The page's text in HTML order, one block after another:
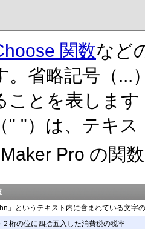
関数など
。省略記号（...
ことを表しま
" "）は、テキ
Pro の関
」というテキスト内に含まれている文字
２桁の位に四捨五入した消費税の税率